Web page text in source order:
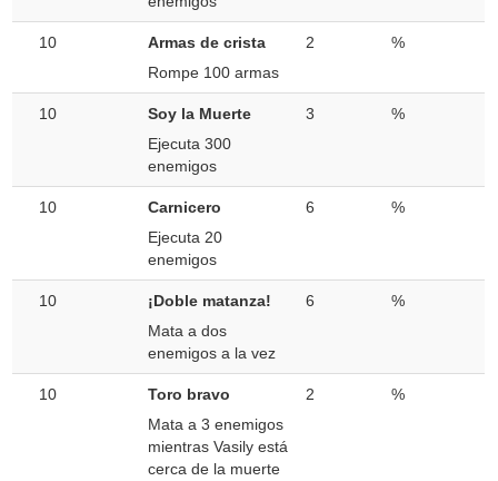
10
Armas de crista
Rompe 100 armas
2 %
10
Soy la Muerte
Ejecuta 300
enemigos
3 %
10
Carnicero
Ejecuta 20
enemigos
6 %
10
¡Doble matanza!
Mata a dos
enemigos a la vez
6 %
10
Toro bravo
Mata a 3 enemigos
mientras Vasily está
cerca de la muerte
2 %